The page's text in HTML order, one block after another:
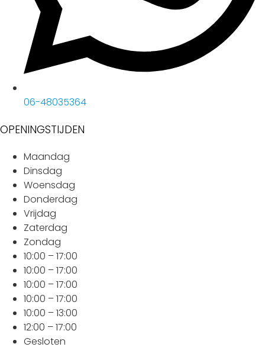
06-48035364
OPENINGSTIJDEN
Maandag
Dinsdag
Woensdag
Donderdag
Vrijdag
Zaterdag
Zondag
10:00 – 17:00
10:00 – 17:00
10:00 – 17:00
10:00 – 17:00
10:00 – 13:00
12:00 – 17:00
Gesloten